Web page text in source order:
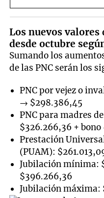
Los nuevos valores
desde octubre
Sumando los
de las PNC serán los
PNC por vejez o
→ $298.386,45
PNC para madres
$326.266,36 +
Prestación
(PUAM):
Jubilación mínima:
$396.266,36
Jubilación máxima: